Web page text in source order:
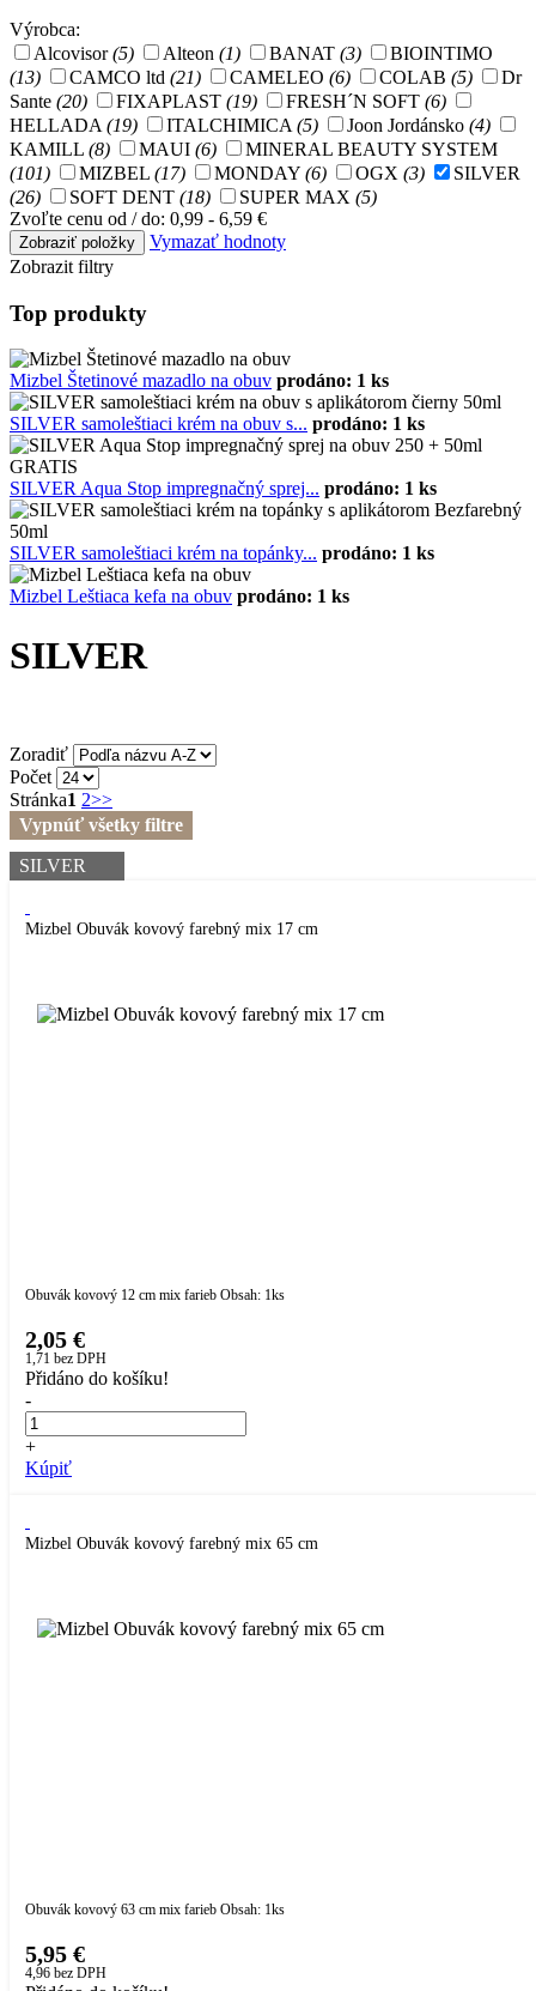
Výrobca:
Alcovisor(5) Alteon (1) BANAT (3)
BIOINTIMO
(13)
CAMCO ltd (21) CAMELEO (6) COLAB (5)
Dr
Sante (20) FIXAPLAST (19) FRESH´N SOFT (6)
HELLADA (19) ITALCHIMICA (5) Joon Jordánsko (4)
KAMILL (8) MAUI (6)
MINERAL BEAUTY SYSTEM
(101)
MIZBEL (17) MONDAY (6) OGX (3)
SILVER
(26)
SOFT DENT (18) SUPER MAX (5)
Zvoľte cenu od / do: 0,99 - 6,59 €
Vymazať hodnoty
Zobrazit filtry
Top produkty
Mizbel Štetinové mazadlo na obuv prodáno: 1 ks
SILVER samoleštiaci krém na obuv s... prodáno: 1 ks
SILVER Aqua Stop impregnačný sprej... prodáno: 1 ks
SILVER samoleštiaci krém na topánky... prodáno: 1 ks
Mizbel Leštiaca kefa na obuv prodáno: 1 ks
SILVER
Zoradiť
Počet
Stránka1 2>>
Vypnúť všetky filtre
SILVER
Mizbel Obuvák kovový farebný mix 17 cm
Obuvák kovový 12 cm mix farieb Obsah: 1ks
2,05 €
1,71 bez DPH
Přidáno do košíku!
-
+
Kúpiť
Mizbel Obuvák kovový farebný mix 65 cm
Obuvák kovový 63 cm mix farieb Obsah: 1ks
5,95 €
4,96 bez DPH